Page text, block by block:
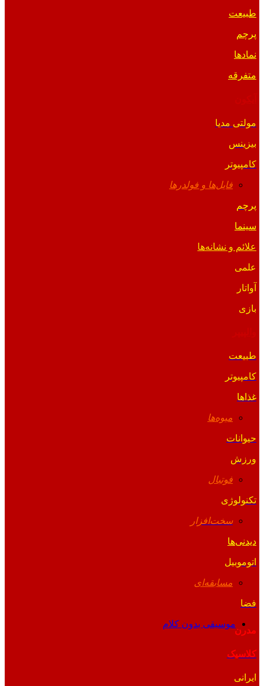
طبیعت
پرچم
نمادها
متفرقه
مولتی مدیا
بیزینس
کامپیوتر
فایل‌ها و فولدرها
پرچم
سینما
علائم و نشانه‌ها
علمی
آواتار
بازی
طبیعت
کامپیوتر
غذاها
میوه‌ها
حیوانات
ورزش
فوتبال
تکنولوژی
سخت‌افزار
دیدنی‌ها
اتوموبیل
مسابقه‌ای
فضا
موسیقی بدون کلام
مدرن
کلاسیک
ایرانی